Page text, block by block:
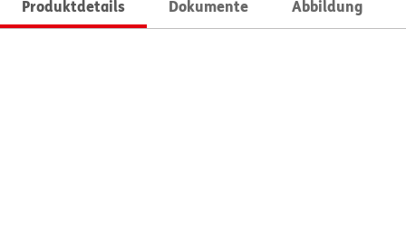
Produktdetails Dokumente Abbildung